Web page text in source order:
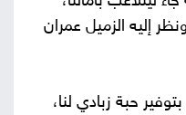
إليه الزميل عمران
حبة زبادي لنا،